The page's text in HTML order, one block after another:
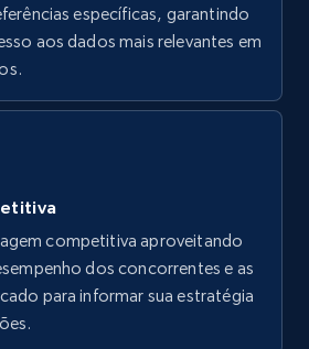
urls, Top reviews, and
- Find new products by
URL
específicas, garantindo
aos dados mais relevantes em
competitiva aproveitando
dos concorrentes e as
para informar sua estratégia